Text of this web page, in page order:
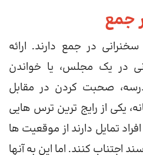
جمع
در جمع دارند. ارائه
در یک مجلس، یا خواندن
صحبت کردن در مقابل
یکی از رایج ترین ترس هایی
تمایل دارند از موقعیت ها
اجتناب کنند. اما این به آنها